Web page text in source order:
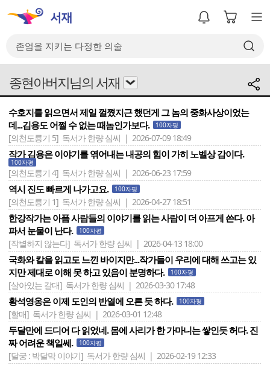
종현아버지님의 서재
수호지를 읽으면서 제일 껄쪘지근 했던게 그 놈의 중화사상이었는
데...김용도 어쩔 수 없는 때놈인가보다.
100자평
[의천도룡기 5] 독서가 한량 심씨 | 2026-07-09 18:49
작가 김용은 이야기를 엮어내는 내공의 힘이 가히 노벨상 감이다.
100자평
[의천도룡기 4] 독서가 한량 심씨 | 2026-06-23 17:59
역시 진도 빠르게 나가고요. 100자평
[의천도룡기 1] 독서가 한량 심씨 | 2026-04-27 18:51
한강작가는 아픔 사람들의 이야기를 읽는 사람이 더 아프게 쓴다. 아
파서 눈물이 난다.
100자평
[작별하지 않는다] 독서가 한량 심씨 | 2026-04-13 18:00
국화와 칼을 읽고도 느낀 바이지만...작가들이 우리에 대해 쓰고는 있
지만 제대로 이해 못 하고 있음이 분명하다.
100자평
[살아있는 갈대] 독서가 한량 심씨 | 2026-03-30 17:48
황석영옹은 이제 도인의 반열에 오른 듯 하다. 100자평
[할매] 독서가 한량 심씨 | 2026-03-01 12:48
두달만에 드디어 다 읽었네. 몸에 사리가 한 가마니는 쌓인듯 허다. 진
짜 어려운 책일쎄.
100자평
[달궁 : 박달막 이야기] 독서가 한량 심씨 | 2026-02-19 12:33